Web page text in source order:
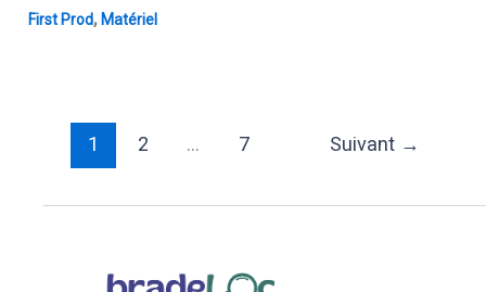
First Prod, Matériel
1 2 … 7 Suivant →